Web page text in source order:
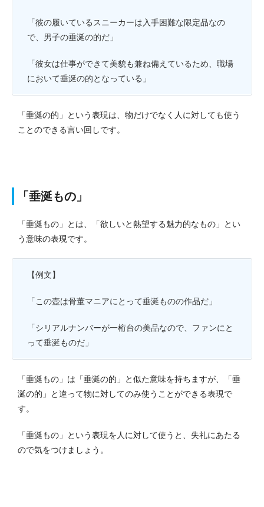
「彼の履いているスニーカーは入手困難な限定品なの
で、男子の垂涎の的だ」
「彼女は仕事ができて美貌も兼ね備えているため、職場
において垂涎の的となっている」
「垂涎の的」という表現は、物だけでなく人に対しても使う
ことのできる言い回しです。
「垂涎もの」
「垂涎もの」とは、「欲しいと熱望する魅力的なもの」とい
う意味の表現です。
【例文】
「この壺は骨董マニアにとって垂涎ものの作品だ」
「シリアルナンバーが一桁台の美品なので、ファンにと
って垂涎ものだ」
「垂涎もの」は「垂涎の的」と似た意味を持ちますが、「垂
涎の的」と違って物に対してのみ使うことができる表現で
す。
「垂涎もの」という表現を人に対して使うと、失礼にあたる
ので気をつけましょう。